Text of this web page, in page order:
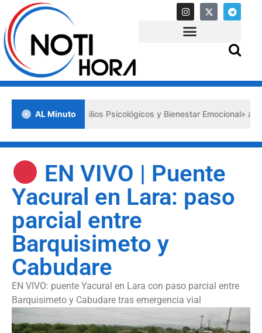
AL Minuto
Auxilios Psicológicos y Bienestar Emocional» ante
EN VIVO | Puente
Yacural en Lara: paso
parcial entre
Barquisimeto y
Cabudare
EN VIVO: puente Yacural en Lara con paso parcial entre
Barquisimeto y Cabudare tras emergencia vial